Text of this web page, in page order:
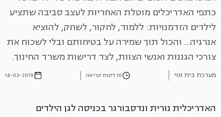
כתפי האדריכלים מוטלת האחריות לעצב סביבה שתציע
לילדים הזדמנויות: ללמוד, לחקור, לשחק, להוציא
אנרגיה... והכול תוך שמירה על בטיחותם ובלי לשכוח את
צורכי הגננות ואנשי הצוות, לצד דרישות משרד החינוך.
מערכת בית ונוי 10 דקות קריאה 14-03-2019
האדריכלית נורית ונדסבורגר בכניסה לגן הילדים